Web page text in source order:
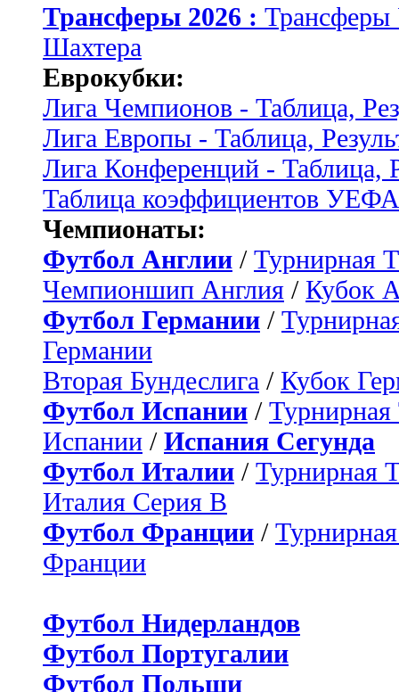
Трансферы 2026 :
Шахтера
Еврокубки:
Лига Чемпионов - Таблица,
Лига Европы - Таблица,
Лига Конференций - Таблица,
Таблица коэффициентов УЕФА
Чемпионаты:
Футбол Англии / Турнирная
Чемпионшип Англия / Кубок
Футбол Германии /
Германии
Вторая Бундеслига / Кубок
Футбол Испании / Турнирная
Испании / Испания Сегунда
Футбол Италии / Турнирная
Италия Серия B
Футбол Франции /
Франции
Футбол Нидерландов
Футбол Португалии
Футбол Польши